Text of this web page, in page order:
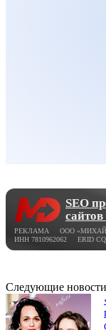
SEO
РЕКЛАМА ООО
ИНН 7810962062 ERID
Следующие